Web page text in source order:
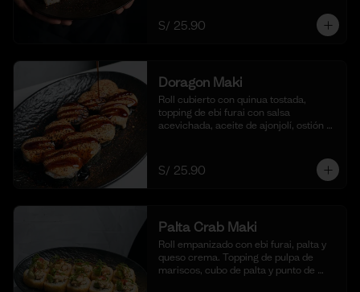
S/ 25.90
Doragon Maki
Roll cubierto con quinua tostada,
topping de ebi furai con salsa
acevichada, aceite de ajonjolí, ostión y
S/ 25.90
Palta Crab Maki
Roll empanizado con ebi furai, palta y
queso crema. Topping de pulpa de
mariscos, cubo de palta y punto de